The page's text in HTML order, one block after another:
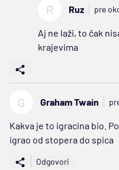
R Ruz pre
Aj ne laži, to čak
krajevima
G Graham Twain
Kakva je to igracina bio.
igrao od stopera do spica
Odgovori